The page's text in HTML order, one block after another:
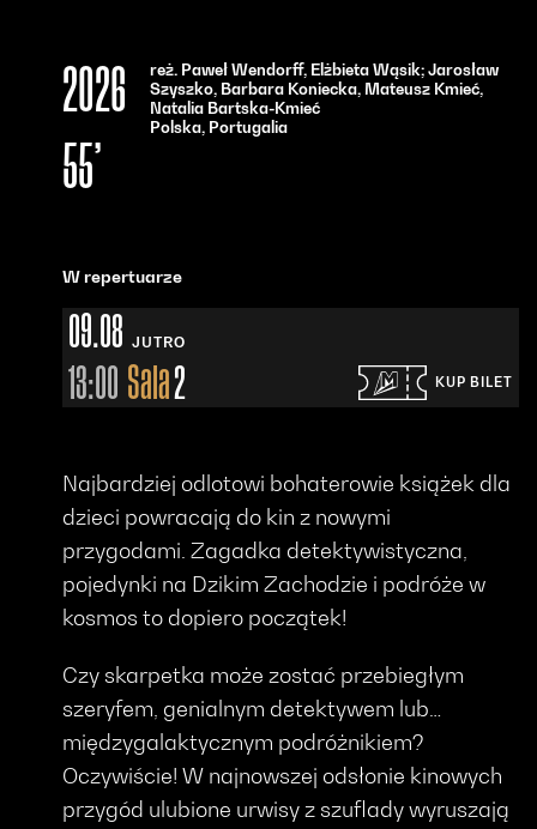
reż. Paweł Wendorff, Elżbieta Wąsik; Jarosław
Szyszko, Barbara Koniecka, Mateusz Kmieć,
Natalia Bartska-Kmieć
Polska, Portugalia
2026
55’
W repertuarze
09.08 JUTRO
13:00 Sala2 Otwiera się w nowym oknie - Bilety24
KUP BILET
Najbardziej odlotowi bohaterowie książek dla
dzieci powracają do kin z nowymi
przygodami. Zagadka detektywistyczna,
pojedynki na Dzikim Zachodzie i podróże w
kosmos to dopiero początek!
Czy skarpetka może zostać przebiegłym
szeryfem, genialnym detektywem lub…
międzygalaktycznym podróżnikiem?
Oczywiście! W najnowszej odsłonie kinowych
przygód ulubione urwisy z szuflady wyruszają